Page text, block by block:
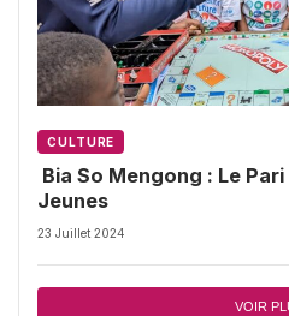
CULTURE
Bia So Mengong : Le
Jeunes
23 Juillet 2024
VOIR